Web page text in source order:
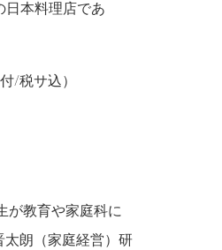
日本料理店であ
/税サ込）
が教育や家庭科に
朗（家庭経営）研